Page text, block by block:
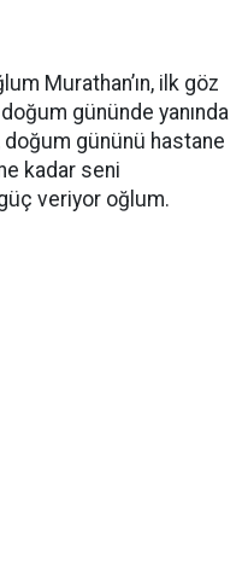
Murathan’ın, ilk göz
gününde yanında
gününü hastane
kadar seni
veriyor oğlum.